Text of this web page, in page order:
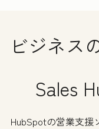
ビジネス
Sales
HubSpotの営業支援